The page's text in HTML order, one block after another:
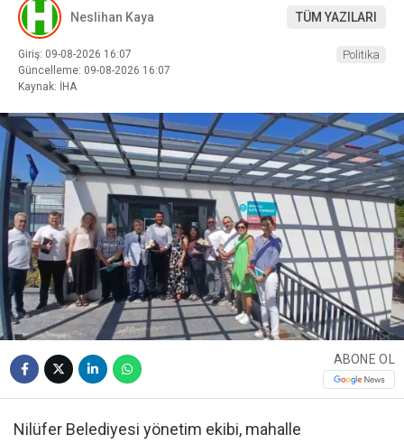
Neslihan Kaya TÜM YAZILARI
Giriş: 09-08-2026 16:07
Güncelleme: 09-08-2026 16:07
Kaynak: İHA
Politika
ABONE OL
Nilüfer Belediyesi yönetim ekibi, mahalle